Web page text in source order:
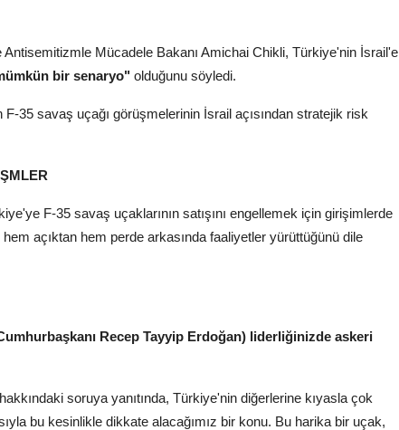
Mücadele Bakanı Amichai Chikli, Türkiye'nin İsrail'e
bir senaryo" olduğunu söyledi.
35 savaş uçağı görüşmelerinin İsrail açısından stratejik risk
F-35 savaş uçaklarının satışını engellemek için girişimlerde
açıktan hem perde arkasında faaliyetler yürüttüğünü dile
Recep Tayyip Erdoğan) liderliğinizde askeri
soruya yanıtında, Türkiye'nin diğerlerine kıyasla çok
bu kesinlikle dikkate alacağımız bir konu. Bu harika bir uçak,